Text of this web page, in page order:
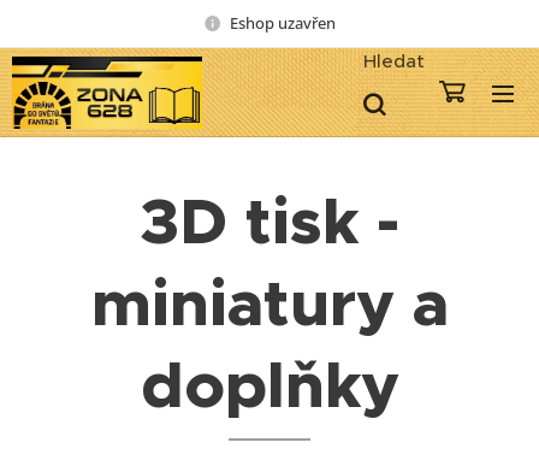
Eshop uzavřen
Hledat
3D tisk -
miniatury a
doplňky